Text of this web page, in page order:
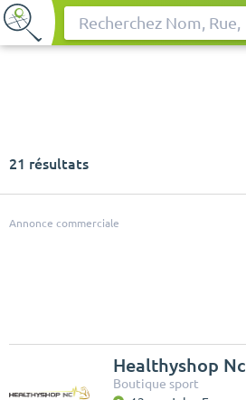
Rechercher
21 résultats
Annonce commerciale
Healthyshop Nc
Boutique sport